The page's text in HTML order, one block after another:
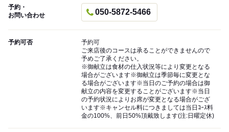
予約・
お問い合わせ
050-5872-5466
予約可否
予約可
ご来店後のコースは承ることができませんので
予めご了承ください。
※御献立は食材の仕入状況等により変更となる
場合がございます※御献立は季節毎に変更とな
る場合がございます※当日のご予約の場合は御
献立の内容を変更することがございます※当日
の予約状況によりお席が変更となる場合がござ
います※キャンセル料につきましては当日ｺｰｽ料
金の100%、前日50%頂戴致します(注:日曜定休)